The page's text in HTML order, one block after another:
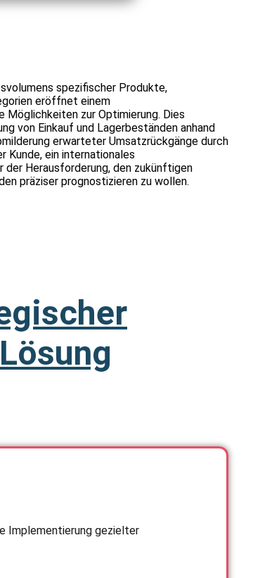
spezifischer Produkte,
eröffnet einem
Möglichkeiten zur Optimierung. Dies
von Einkauf und Lagerbeständen anhand
erwarteter Umsatzrückgänge durch
Kunde, ein internationales
der Herausforderung, den zukünftigen
präziser prognostizieren zu wollen.
Implementierung gezielter